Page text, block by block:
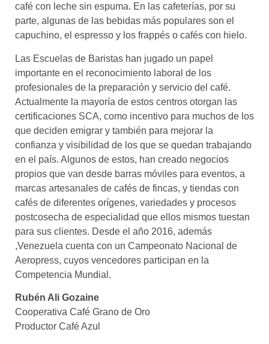
café con leche sin espuma. En las cafeterías, por su
parte, algunas de las bebidas más populares son el
capuchino, el espresso y los frappés o cafés con hielo.
Las Escuelas de Baristas han jugado un papel
importante en el reconocimiento laboral de los
profesionales de la preparación y servicio del café.
Actualmente la mayoría de estos centros otorgan las
certificaciones SCA, como incentivo para muchos de los
que deciden emigrar y también para mejorar la
confianza y visibilidad de los que se quedan trabajando
en el país. Algunos de estos, han creado negocios
propios que van desde barras móviles para eventos, a
marcas artesanales de cafés de fincas, y tiendas con
cafés de diferentes orígenes, variedades y procesos
postcosecha de especialidad que ellos mismos tuestan
para sus clientes. Desde el año 2016, además
,Venezuela cuenta con un Campeonato Nacional de
Aeropress, cuyos vencedores participan en la
Competencia Mundial.
Rubén Ali Gozaine
Cooperativa Café Grano de Oro
Productor Café Azul